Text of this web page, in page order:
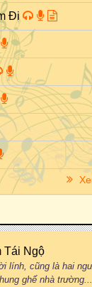
Đi
Tái Ngộ
lính, cũng là hai
ghế nhà trường...